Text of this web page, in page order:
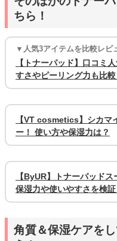
ちら！
▼人気3アイテムを比較レビ
【トナーパッド】口コミ
すさやピーリング力も比較
【VT cosmetics】シカマ
ー！ 使い方や保湿力は？
【ByUR】トナーパッド
保湿力や使いやすさを検証
角質＆保湿ケアを